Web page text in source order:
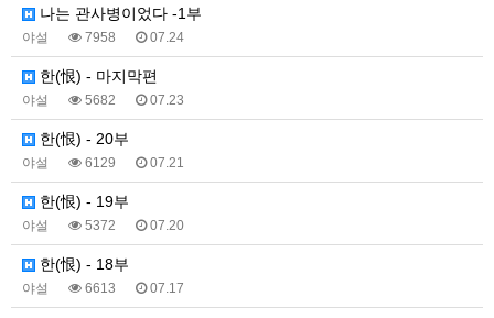
나는 관사병이었다 -1부
야설 7958 07.24
한(恨) - 마지막편
야설 5682 07.23
한(恨) - 20부
야설 6129 07.21
한(恨) - 19부
야설 5372 07.20
한(恨) - 18부
야설 6613 07.17